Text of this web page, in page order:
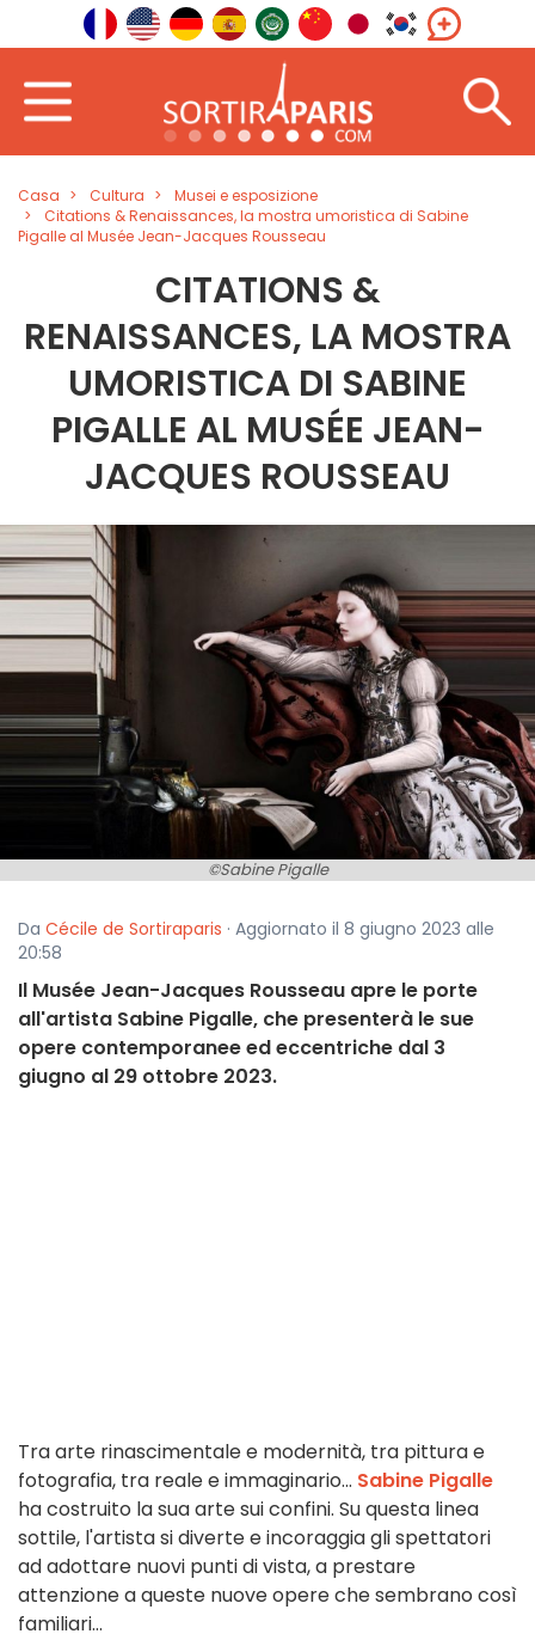
Casa Cultura
Musei e esposizione
Citations & Renaissances, la mostra umoristica di Sabine
Pigalle al Musée Jean-Jacques Rousseau
CITATIONS &
RENAISSANCES, LA MOSTRA
UMORISTICA DI SABINE
PIGALLE AL MUSÉE JEAN-
JACQUES ROUSSEAU
©Sabine Pigalle
Da Cécile de Sortiraparis · Aggiornato il 8 giugno 2023 alle
20:58
Il Musée Jean-Jacques Rousseau apre le porte
all'artista Sabine Pigalle, che presenterà le sue
opere contemporanee ed eccentriche dal 3
giugno al 29 ottobre 2023.
Tra arte rinascimentale e modernità, tra pittura e
fotografia, tra reale e immaginario... Sabine Pigalle
ha costruito la sua arte sui confini. Su questa linea
sottile, l'artista si diverte e incoraggia gli spettatori
ad adottare nuovi punti di vista, a prestare
attenzione a queste nuove opere che sembrano così
familiari...